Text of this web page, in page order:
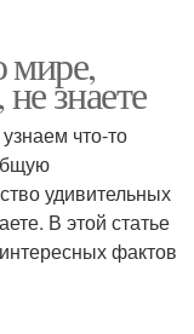
мире,
знаете
что-то
удивительных
В этой статье
фактов